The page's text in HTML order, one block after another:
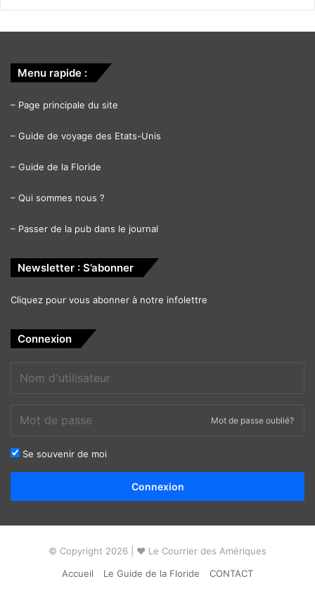
Menu rapide :
– Page principale du site
– Guide de voyage des Etats-Unis
– Guide de la Floride
– Qui sommes nous ?
– Passer de la pub dans le journal
Newsletter : S’abonner
Cliquez pour vous abonner à notre infolettre
Connexion
Mot de passe oublié?
Se souvenir de moi
Connexion
© Copyright 2026 | ❤ Le Courrier des Amériques
Accueil
Le Guide de la Floride CONTACT